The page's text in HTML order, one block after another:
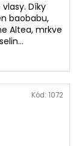
Díky
baobabu,
Altea, mrkve
Kód: 1072